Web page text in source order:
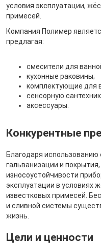
условия эксплуатации,
примесей.
Компания Полимер
предлагая:
смесители для
кухонные раковины;
комплектующие для
сенсорную
аксессуары.
Конкурентные
Благодаря использованию
гальванизации и
износоустойчивости
эксплуатации в условиях
известковых примесей.
и сливной системы
жизнь.
Цели и ценности